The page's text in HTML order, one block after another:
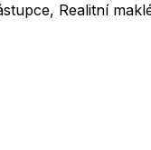
Realitní